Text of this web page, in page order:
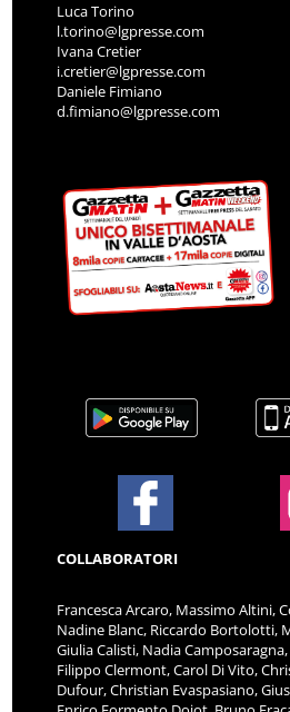
Luca Torino
l.torino@lgpresse.com
Ivana Cretier
i.cretier@lgpresse.com
Daniele Fimiano
d.fimiano@lgpresse.com
COLLABORATORI
Francesca Arcaro, Massimo Altini,
Nadine Blanc, Riccardo Bortolotti,
Giulia Calisti, Nadia
Filippo Clermont, Carol Di Vito,
Dufour, Christian Evaspasiano,